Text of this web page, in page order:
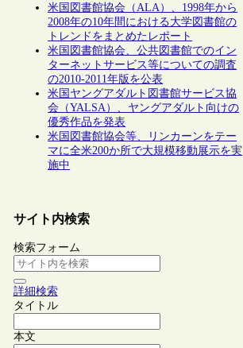
米国図書館協会（ALA）、1998年から
2008年の10年間における大学図書館の
トレンドをまとめたレポート
米国図書館協会、公共図書館でのイン
ターネットサービス等についての調査
の2010-2011年版を公表
米国ヤングアダルト図書館サービス協
会（YALSA）、ヤングアダルト向けの
優秀作品を発表
米国図書館協会等、リンカーンをテー
マに全米200か所で大規模移動展示を実
施中
サイト内検索
検索フォーム
詳細検索
タイトル
本文